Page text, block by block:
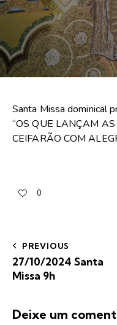
Santa Missa dominical
“OS QUE LANÇAM
CEIFARÃO COM
0
PREVIOUS
27/10/2024 Santa
Missa 9h
Deixe um